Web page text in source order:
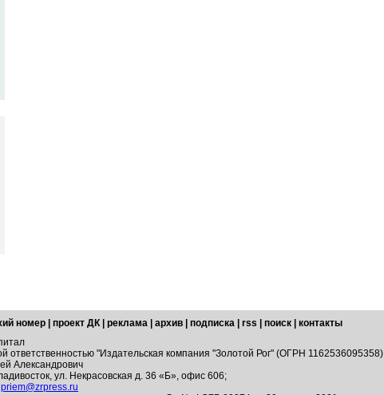
номер проект ДК реклама архив подписка rss поиск
контакты
ответственностью "Издательская компания "Золотой Рог" (ОГРН 1162536095358)
Александрович
ул. Некрасовская д. 36 «Б», офис 606;
priem@zrpress.ru